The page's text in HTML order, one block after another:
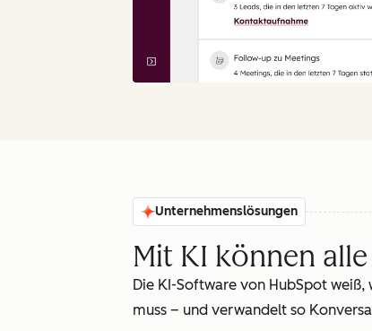
Unternehmenslösungen
Mit KI können
Die KI-Software von HubSpot
muss – und verwandelt so